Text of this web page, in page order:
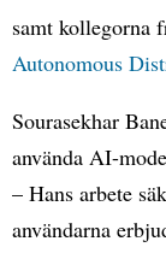
samt kollegorna
Autonomous
Sourasekhar
använda AI-
– Hans arbete
användarna